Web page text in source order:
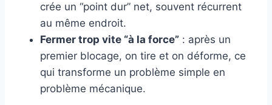
crée un “point dur” net, souvent récurrent
au même endroit.
Fermer trop vite “à la force” : après un
premier blocage, on tire et on déforme, ce
qui transforme un problème simple en
problème mécanique.